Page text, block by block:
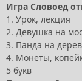
Игра Словоед
1. Урок, лекция
2. Девушка на
3. Панда на
4. Монеты,
5 букв